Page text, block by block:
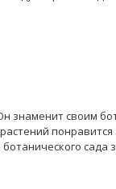
знаменит своим
сада